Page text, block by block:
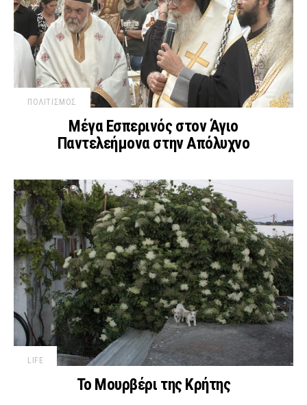
ΠΟΛΙΤΙΣΜΟΣ
Μέγα Εσπερινός στον Άγιο
Παντελεήμονα στην Απόλυχνο
LIFE
Το Μουρβέρι της Κρήτης